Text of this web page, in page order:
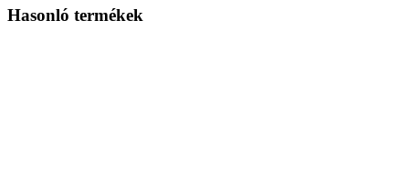
Hasonló termékek